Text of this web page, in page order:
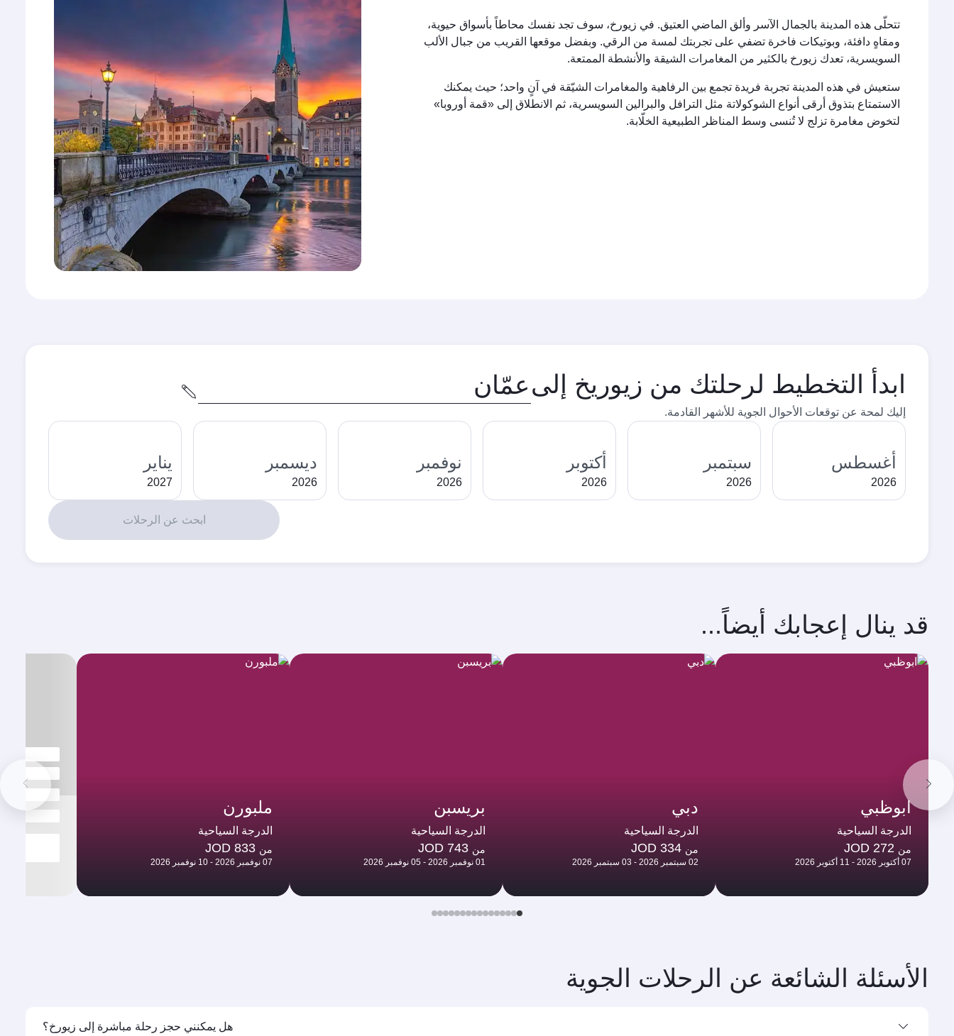
تتحلّى هذه المدينة بالجمال الآسر وألق الماضي العتيق. في زيورخ، سوف تجد نفسك محاطاً بأسواق حيوية،
ومقاهٍ دافئة، وبوتيكات فاخرة تضفي على تجربتك لمسة من الرقي. وبفضل موقعها القريب من جبال الألب
السويسرية، تعدك زيورخ بالكثير من المغامرات الشيقة والأنشطة الممتعة.
ستعيش في هذه المدينة تجربة فريدة تجمع بين الرفاهية والمغامرات الشيّقة في آنٍ واحد؛ حيث يمكنك
الاستمتاع بتذوق أرقى أنواع الشوكولاتة مثل الترافل والبرالين السويسرية، ثم الانطلاق إلى «قمة أوروبا»
لتخوض مغامرة تزلج لا تُنسى وسط المناظر الطبيعية الخلّابة.
ابدأ التخطيط لرحلتك من زيوريخ إلى مدينة
المغادرة
إليك لمحة عن توقعات الأحوال الجوية للأشهر القادمة.
أغسطس
2026
سبتمبر
2026
أكتوبر
2026
نوفمبر
2026
ديسمبر
2026
يناير
2027
ابحث عن الرحلات
قد ينال إعجابك أيضاً...
ابوظبي
الدرجة السياحية
من JOD 272
07 أكتوبر 2026 - 11 أكتوبر 2026
دبي
الدرجة السياحية
من JOD 334
02 سبتمبر 2026 - 03 سبتمبر 2026
بريسبن
الدرجة السياحية
من JOD 743
01 نوفمبر 2026 - 05 نوفمبر 2026
ملبورن
الدرجة السياحية
من JOD 833
07 نوفمبر 2026 - 10 نوفمبر 2026
الأسئلة الشائعة عن الرحلات الجوية
هل يمكنني حجز رحلة مباشرة إلى زيورخ؟